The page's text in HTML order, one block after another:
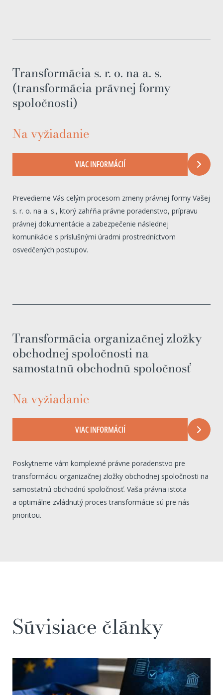
Transformácia s. r. o. na a. s.
(transformácia právnej formy
spoločnosti)
Na vyžiadanie
VIAC INFORMÁCIÍ
Prevedieme Vás celým procesom zmeny právnej formy Vašej
s. r. o. na a. s., ktorý zahŕňa právne poradenstvo, prípravu
právnej dokumentácie a zabezpečenie následnej
komunikácie s príslušnými úradmi prostredníctvom
osvedčených postupov.
Transformácia organizačnej zložky
obchodnej spoločnosti na
samostatnú obchodnú spoločnosť
Na vyžiadanie
VIAC INFORMÁCIÍ
Poskytneme vám komplexné právne poradenstvo pre
transformáciu organizačnej zložky obchodnej spoločnosti na
samostatnú obchodnú spoločnosť. Vaša právna istota
a optimálne zvládnutý proces transformácie sú pre nás
prioritou.
Súvisiace články